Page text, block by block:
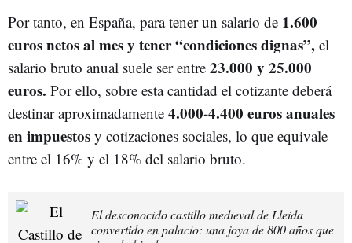
Por tanto, en España, para tener un salario de 1.600
euros netos al mes y tener “condiciones dignas”, el
salario bruto anual suele ser entre 23.000 y 25.000
euros. Por ello, sobre esta cantidad el cotizante deberá
destinar aproximadamente 4.000-4.400 euros anuales
en impuestos y cotizaciones sociales, lo que equivale
entre el 16% y el 18% del salario bruto.
El desconocido castillo medieval de Lleida
convertido en palacio: una joya de 800 años que